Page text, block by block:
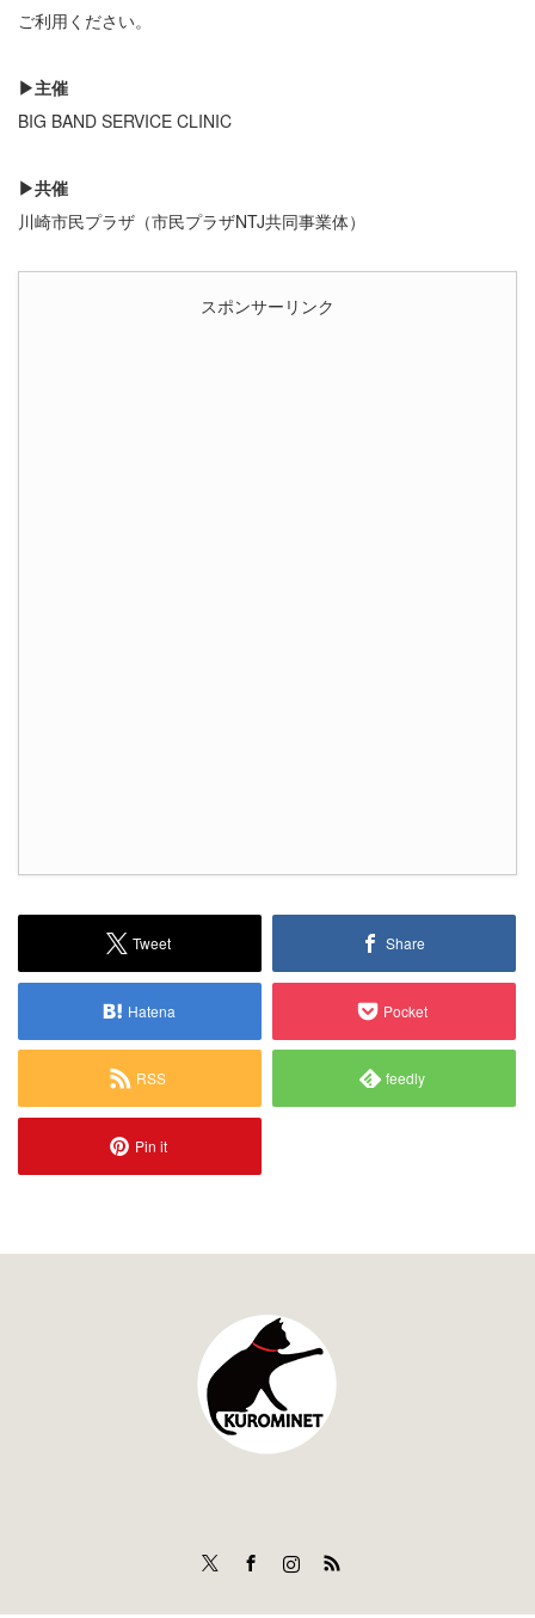
ご利用ください。
▶主催
BIG BAND SERVICE CLINIC
▶共催
川崎市民プラザ（市民プラザNTJ共同事業体）
スポンサーリンク
Tweet Share
Hatena Pocket
RSS feedly
Pin it
InstagramRSS